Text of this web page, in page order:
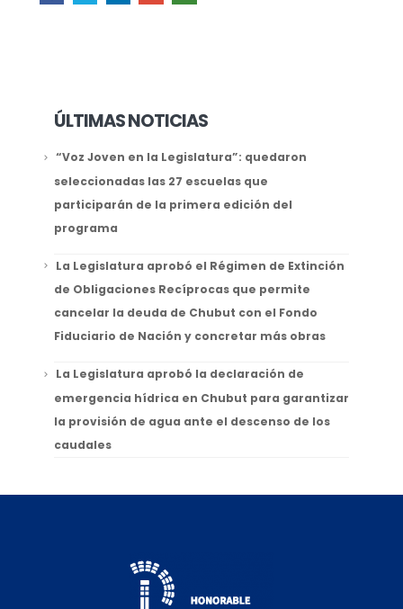
ÚLTIMAS NOTICIAS
“Voz Joven en la Legislatura”: quedaron
seleccionadas las 27 escuelas que
participarán de la primera edición del
programa
La Legislatura aprobó el Régimen de Extinción
de Obligaciones Recíprocas que permite
cancelar la deuda de Chubut con el Fondo
Fiduciario de Nación y concretar más obras
La Legislatura aprobó la declaración de
emergencia hídrica en Chubut para garantizar
la provisión de agua ante el descenso de los
caudales